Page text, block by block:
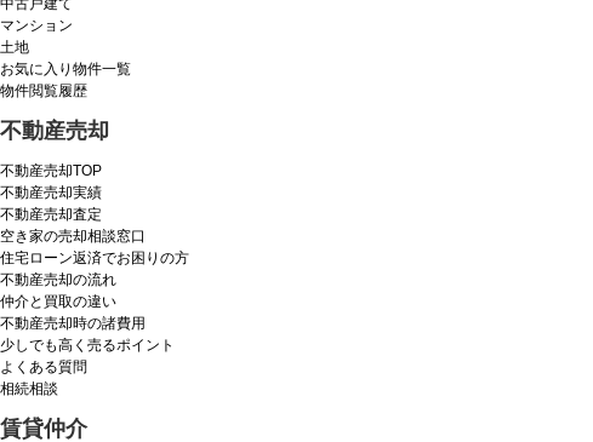
中古戸建て
マンション
土地
お気に入り物件一覧
物件閲覧履歴
不動産売却
不動産売却TOP
不動産売却実績
不動産売却査定
空き家の売却相談窓口
住宅ローン返済でお困りの方
不動産売却の流れ
仲介と買取の違い
不動産売却時の諸費用
少しでも高く売るポイント
よくある質問
相続相談
賃貸仲介